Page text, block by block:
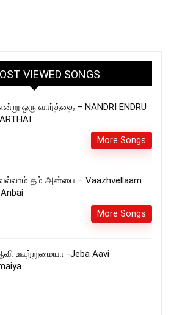
VIEWED SONGS
ஒரு வார்த்தை – NANDRI ENDRU
More Songs
தம் அன்பை – Vaazhvellaam
More Songs
ஊற்றுமையா -Jeba Aavi